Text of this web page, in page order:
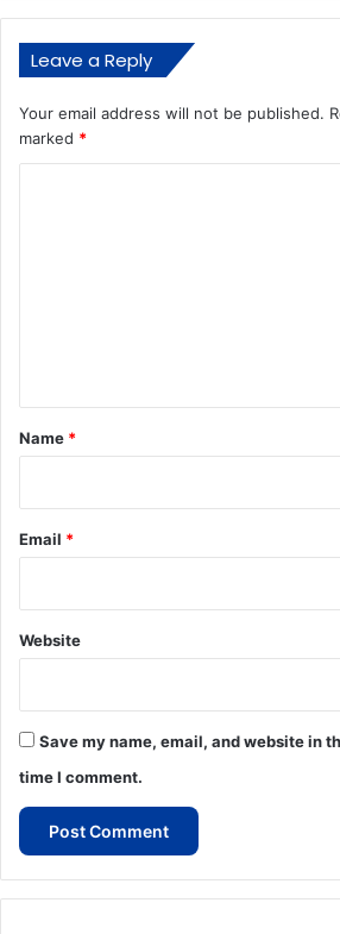
Leave a Reply
Your email address will not be published.
marked *
*
Name *
Email *
Website
Save my name, email, and website in
time I comment.